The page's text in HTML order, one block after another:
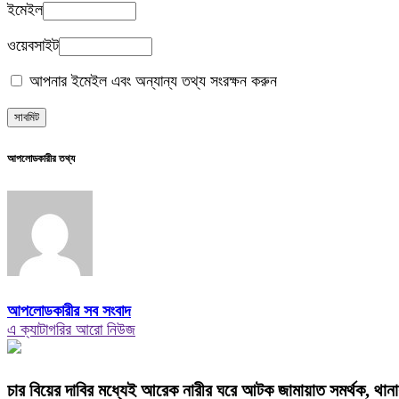
ইমেইল
ওয়েবসাইট
আপনার ইমেইল এবং অন্যান্য তথ্য সংরক্ষন করুন
আপলোডকারীর তথ্য
আপলোডকারীর সব সংবাদ
এ ক্যাটাগরির আরো নিউজ
চার বিয়ের দাবির মধ্যেই আরেক নারীর ঘরে আটক জামায়াত সমর্থক,